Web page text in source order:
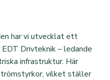
har vi utvecklat ett
Drivteknik – ledande
infrastruktur. Här
vilket ställer